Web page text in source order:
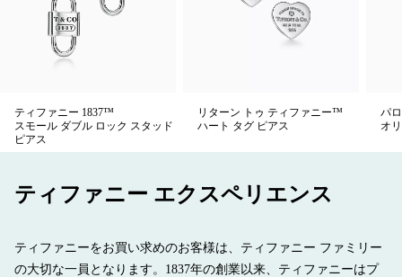
ティファニー 1837™
スモール ダブル ロック スタッド
ピアス
リターン トゥ ティファニー™
ハート タグ ピアス
パ
オ
ティファニー エクスペリエンス
ティファニーをお買い求めのお客様は、ティファニー ファミリー
の大切な一員となります。1837年の創業以来、ティファニーはプ